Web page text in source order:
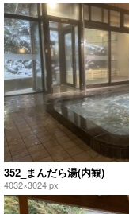
352_まんだら湯(内観)
4032×3024 px